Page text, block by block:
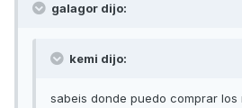
galagor dijo:
kemi dijo:
sabeis donde puedo comprar los